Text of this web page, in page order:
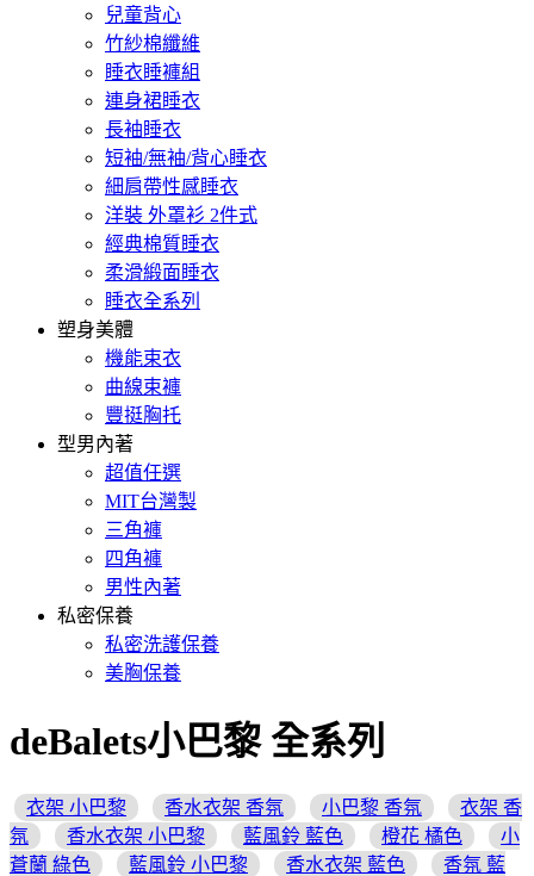
兒童背心
竹紗棉纖維
睡衣睡褲組
連身裙睡衣
長袖睡衣
短袖/無袖/背心睡衣
細肩帶性感睡衣
洋裝 外罩衫 2件式
經典棉質睡衣
柔滑緞面睡衣
睡衣全系列
塑身美體
機能束衣
曲線束褲
豐挺胸托
型男內著
超值任選
MIT台灣製
三角褲
四角褲
男性內著
私密保養
私密洗護保養
美胸保養
deBalets小巴黎 全系列
衣架 小巴黎 香水衣架 香氛 小巴黎 香氛
衣架 香
氛
香水衣架 小巴黎 藍風鈴 藍色 橙花 橘色
小
蒼蘭 綠色
藍風鈴 小巴黎 香水衣架 藍色
香氛 藍